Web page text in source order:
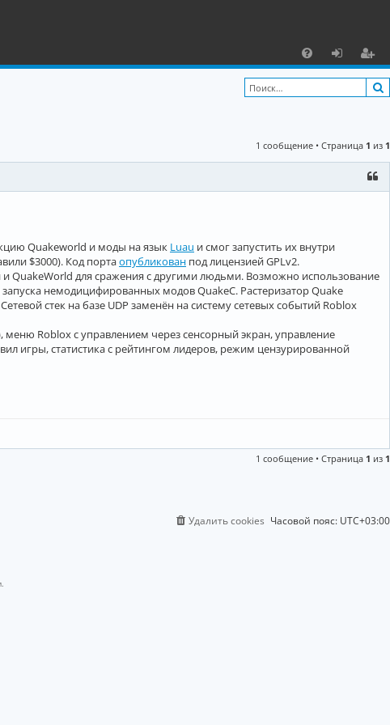
F
A
х
о
ег
и
р
а
1 сообщение • Страница 1 из 1
Quakeworld и моды на язык Luau и смог запустить их внутри
$3000). Код портаопубликован под лицензией GPLv2.
QuakeWorld для сражения с другими людьми. Возможно использование
немодицифированных модов QuakeC. Растеризатор Quake
стек на базе UDP заменён на систему сетевых событий Roblox
Roblox c управлением через сенсорный экран, управление
игры, статистика с рейтингом лидеров, режим цензурированной
1 сообщение • Страница 1 из 1
Часовой пояс: UTC+03:00
Удалить cookies